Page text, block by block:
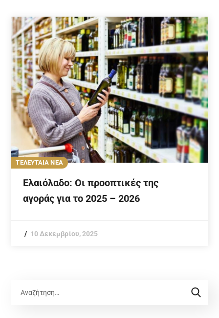
ΤΕΛΕΥΤΑΙΑ ΝΕΑ
Ελαιόλαδο: Οι προοπτικές της
αγοράς για το 2025 – 2026
10 Δεκεμβρίου, 2025